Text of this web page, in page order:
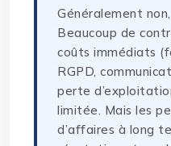
Généralement
Beaucoup de
coûts immédiats
RGPD,
perte
limitée. Mais les
d’affaires à long